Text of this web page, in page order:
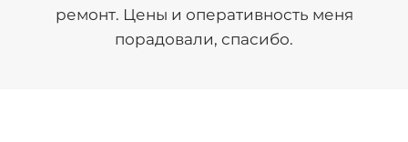
ремонт. Цены и оперативность меня
порадовали, спасибо.